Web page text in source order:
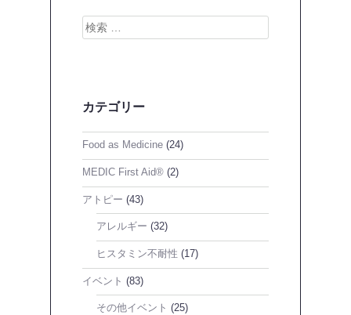
検
索
カテゴリー
Food as Medicine (24)
MEDIC First Aid® (2)
アトピー (43)
アレルギー (32)
ヒスタミン不耐性 (17)
イベント (83)
その他イベント (25)